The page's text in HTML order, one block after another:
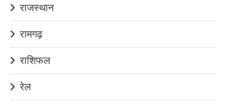
राजस्थान
रामगढ़
राशिफल
रेल